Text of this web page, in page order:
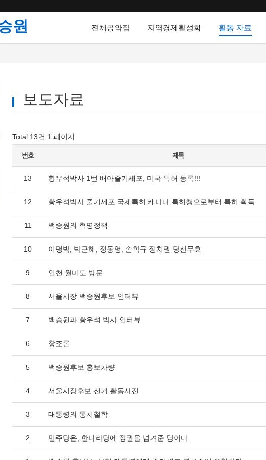
원 전체공약집 지역경제활성화 활동 자료
보도자료
Total 13건 1 페이지
번호 제목
13 황우석박사 1번 배아줄기세포, 미국 특허 등록!!!
12 황우석박사 줄기세포 국제특허 캐나다 특허청으로부터 특허 획득
11 백승원의 혁명정책
10 이명박, 박근혜, 정동영, 손학규 정치권 당선무효
9 인천 월미도 방문
8 서울시장 백승원후보 인터뷰
7 백승원과 황우석 박사 인터뷰
6 창조론
5 백승원후보 홍보차량
4 서울시장후보 선거 활동사진
3 대통령의 통치철학
2 민주당은, 한나라당에 정권을 넘겨준 당이다.